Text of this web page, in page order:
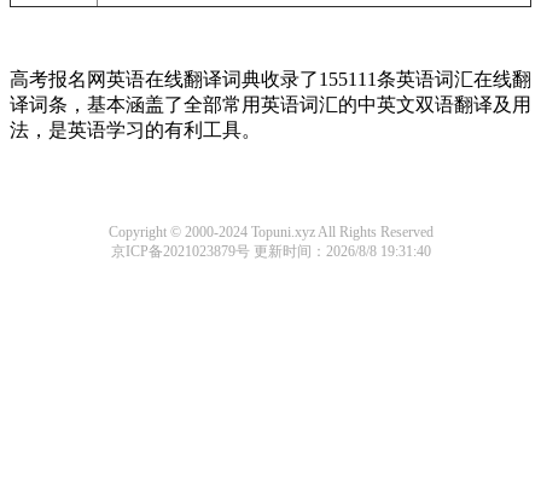
高考报名网英语在线翻译词典收录了155111条英语词汇在线翻
译词条，基本涵盖了全部常用英语词汇的中英文双语翻译及用
法，是英语学习的有利工具。
Copyright © 2000-2024 Topuni.xyz All Rights Reserved
京ICP备2021023879号更新时间：2026/8/8 19:31:40